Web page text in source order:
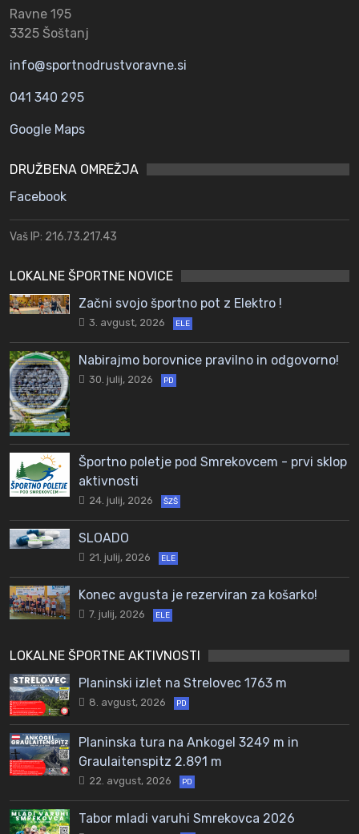
Ravne 195
3325 Šoštanj
info@sportnodrustvoravne.si
041 340 295
Google Maps
DRUŽBENA OMREŽJA
Facebook
Vaš IP: 216.73.217.43
LOKALNE ŠPORTNE NOVICE
Začni svojo športno pot z Elektro !
3. avgust, 2026 ELE
Nabirajmo borovnice pravilno in odgovorno!
30. julij, 2026 PD
Športno poletje pod Smrekovcem - prvi sklop
aktivnosti
24. julij, 2026 ŠZŠ
SLOADO
21. julij, 2026 ELE
Konec avgusta je rezerviran za košarko!
7. julij, 2026 ELE
LOKALNE ŠPORTNE AKTIVNOSTI
Planinski izlet na Strelovec 1763 m
8. avgust, 2026 PD
Planinska tura na Ankogel 3249 m in
Graulaitenspitz 2.891 m
22. avgust, 2026 PD
Tabor mladi varuhi Smrekovca 2026